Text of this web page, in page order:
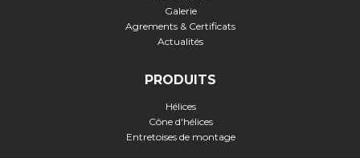
Galerie
Agrements & Certificats
Actualités
PRODUITS
Hélices
Cône d'hélices
Entretoises de montage